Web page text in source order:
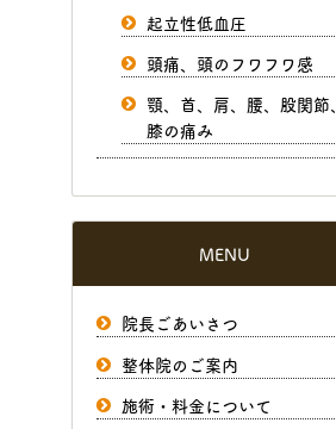
起立性低血圧
頭痛、頭のフワフワ感
顎、首、肩、腰、股関節、
膝の痛み
MENU
院長ごあいさつ
整体院のご案内
施術・料金について